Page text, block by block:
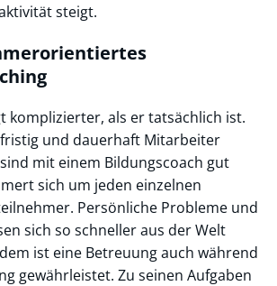
steigt.
komplizierter, als er tatsächlich ist.
und dauerhaft Mitarbeiter
mit einem Bildungscoach gut
sich um jeden einzelnen
Persönliche Probleme und
sich so schneller aus der Welt
ist eine Betreuung auch während
gewährleistet. Zu seinen Aufgaben